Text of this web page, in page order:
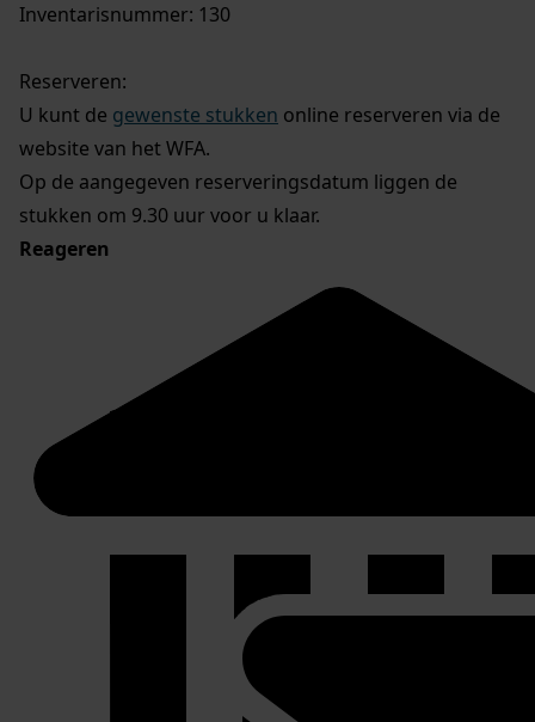
Inventarisnummer: 130
Reserveren:
U kunt de gewenste stukken online reserveren via de
website van het WFA.
Op de aangegeven reserveringsdatum liggen de
stukken om 9.30 uur voor u klaar.
Reageren